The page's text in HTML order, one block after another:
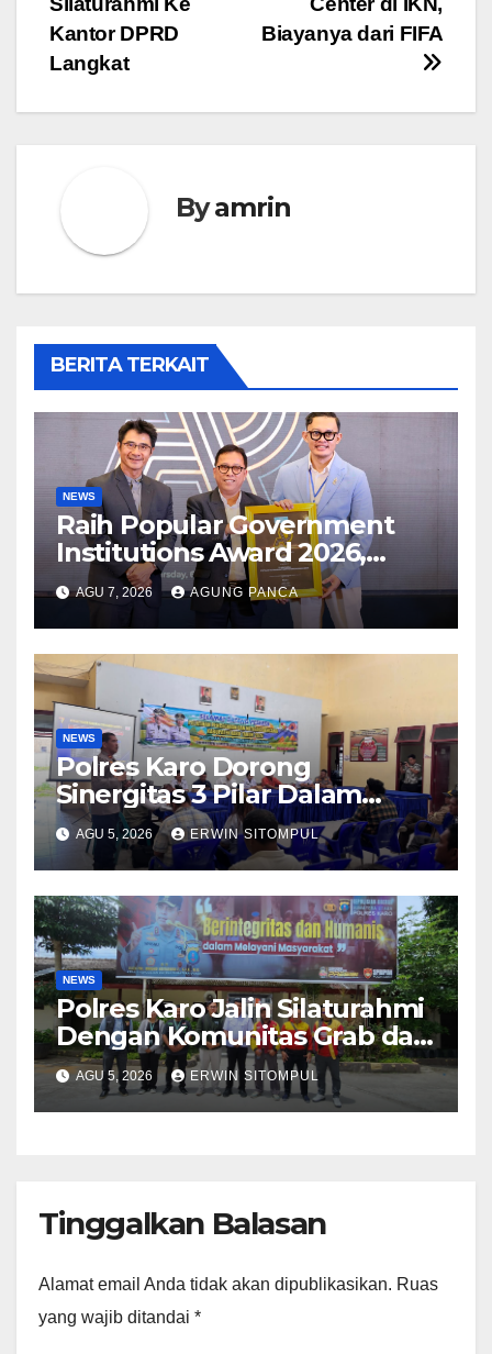
Biayanya dari FIFA
Kantor DPRD
Langkat
Byamrin
BERITA TERKAIT
NEWS
Raih Popular Government
Institutions Award 2026,
Kinerja Komunikasi Publik
Kementerian ATR/BPN
Kembali Diakui
AGU 7, 2026 AGUNG PANCA
NEWS
Polres Karo Dorong
Sinergitas 3 Pilar Dalam
Pelatihan Pencengahan dan
Mitigasi Bencana Tahun 2026
AGU 5, 2026 ERWIN SITOMPUL
NEWS
Polres Karo Jalin Silaturahmi
Dengan Komunitas Grab dan
Giseh, Perkuat Sinergi Jaga
Kamtibmas Jelang HUT RI
ke-81
AGU 5, 2026 ERWIN SITOMPUL
Tinggalkan Balasan
Alamat email Anda tidak akan dipublikasikan. Ruas
yang wajib ditandai *